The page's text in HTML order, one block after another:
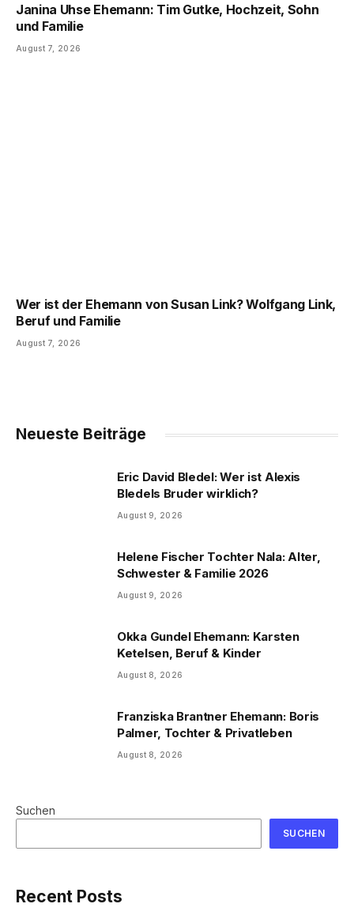
Janina Uhse Ehemann: Tim Gutke, Hochzeit, Sohn
und Familie
August 7, 2026
Wer ist der Ehemann von Susan Link? Wolfgang Link,
Beruf und Familie
August 7, 2026
Neueste Beiträge
Eric David Bledel: Wer ist Alexis
Bledels Bruder wirklich?
August 9, 2026
Helene Fischer Tochter Nala: Alter,
Schwester & Familie 2026
August 9, 2026
Okka Gundel Ehemann: Karsten
Ketelsen, Beruf & Kinder
August 8, 2026
Franziska Brantner Ehemann: Boris
Palmer, Tochter & Privatleben
August 8, 2026
Suchen
SUCHEN
Recent Posts